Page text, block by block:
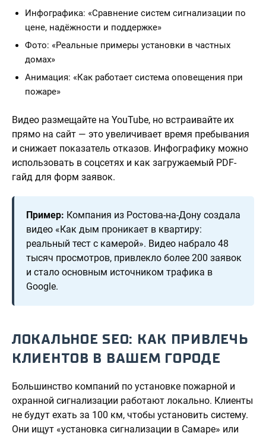
Инфографика: «Сравнение систем сигнализации по
цене, надёжности и поддержке»
Фото: «Реальные примеры установки в частных
домах»
Анимация: «Как работает система оповещения при
пожаре»
Видео размещайте на YouTube, но встраивайте их
прямо на сайт — это увеличивает время пребывания
и снижает показатель отказов. Инфографику можно
использовать в соцсетях и как загружаемый PDF-
гайд для форм заявок.
Пример: Компания из Ростова-на-Дону создала
видео «Как дым проникает в квартиру:
реальный тест с камерой». Видео набрало 48
тысяч просмотров, привлекло более 200 заявок
и стало основным источником трафика в
Google.
ЛОКАЛЬНОЕ SEO: КАК ПРИВЛЕЧЬ
КЛИЕНТОВ В ВАШЕМ ГОРОДЕ
Большинство компаний по установке пожарной и
охранной сигнализации работают локально. Клиенты
не будут ехать за 100 км, чтобы установить систему.
Они ищут «установка сигнализации в Самаре» или